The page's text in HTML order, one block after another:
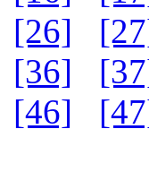
[26]
[36]
[46]